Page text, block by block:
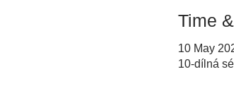
Time
10 May
10-dílná